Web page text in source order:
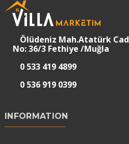
Ölüdeniz Mah.Atatürk Cad
No: 36/3 Fethiye /Muğla
0 533 419 4899
0 536 919 0399
INFORMATION